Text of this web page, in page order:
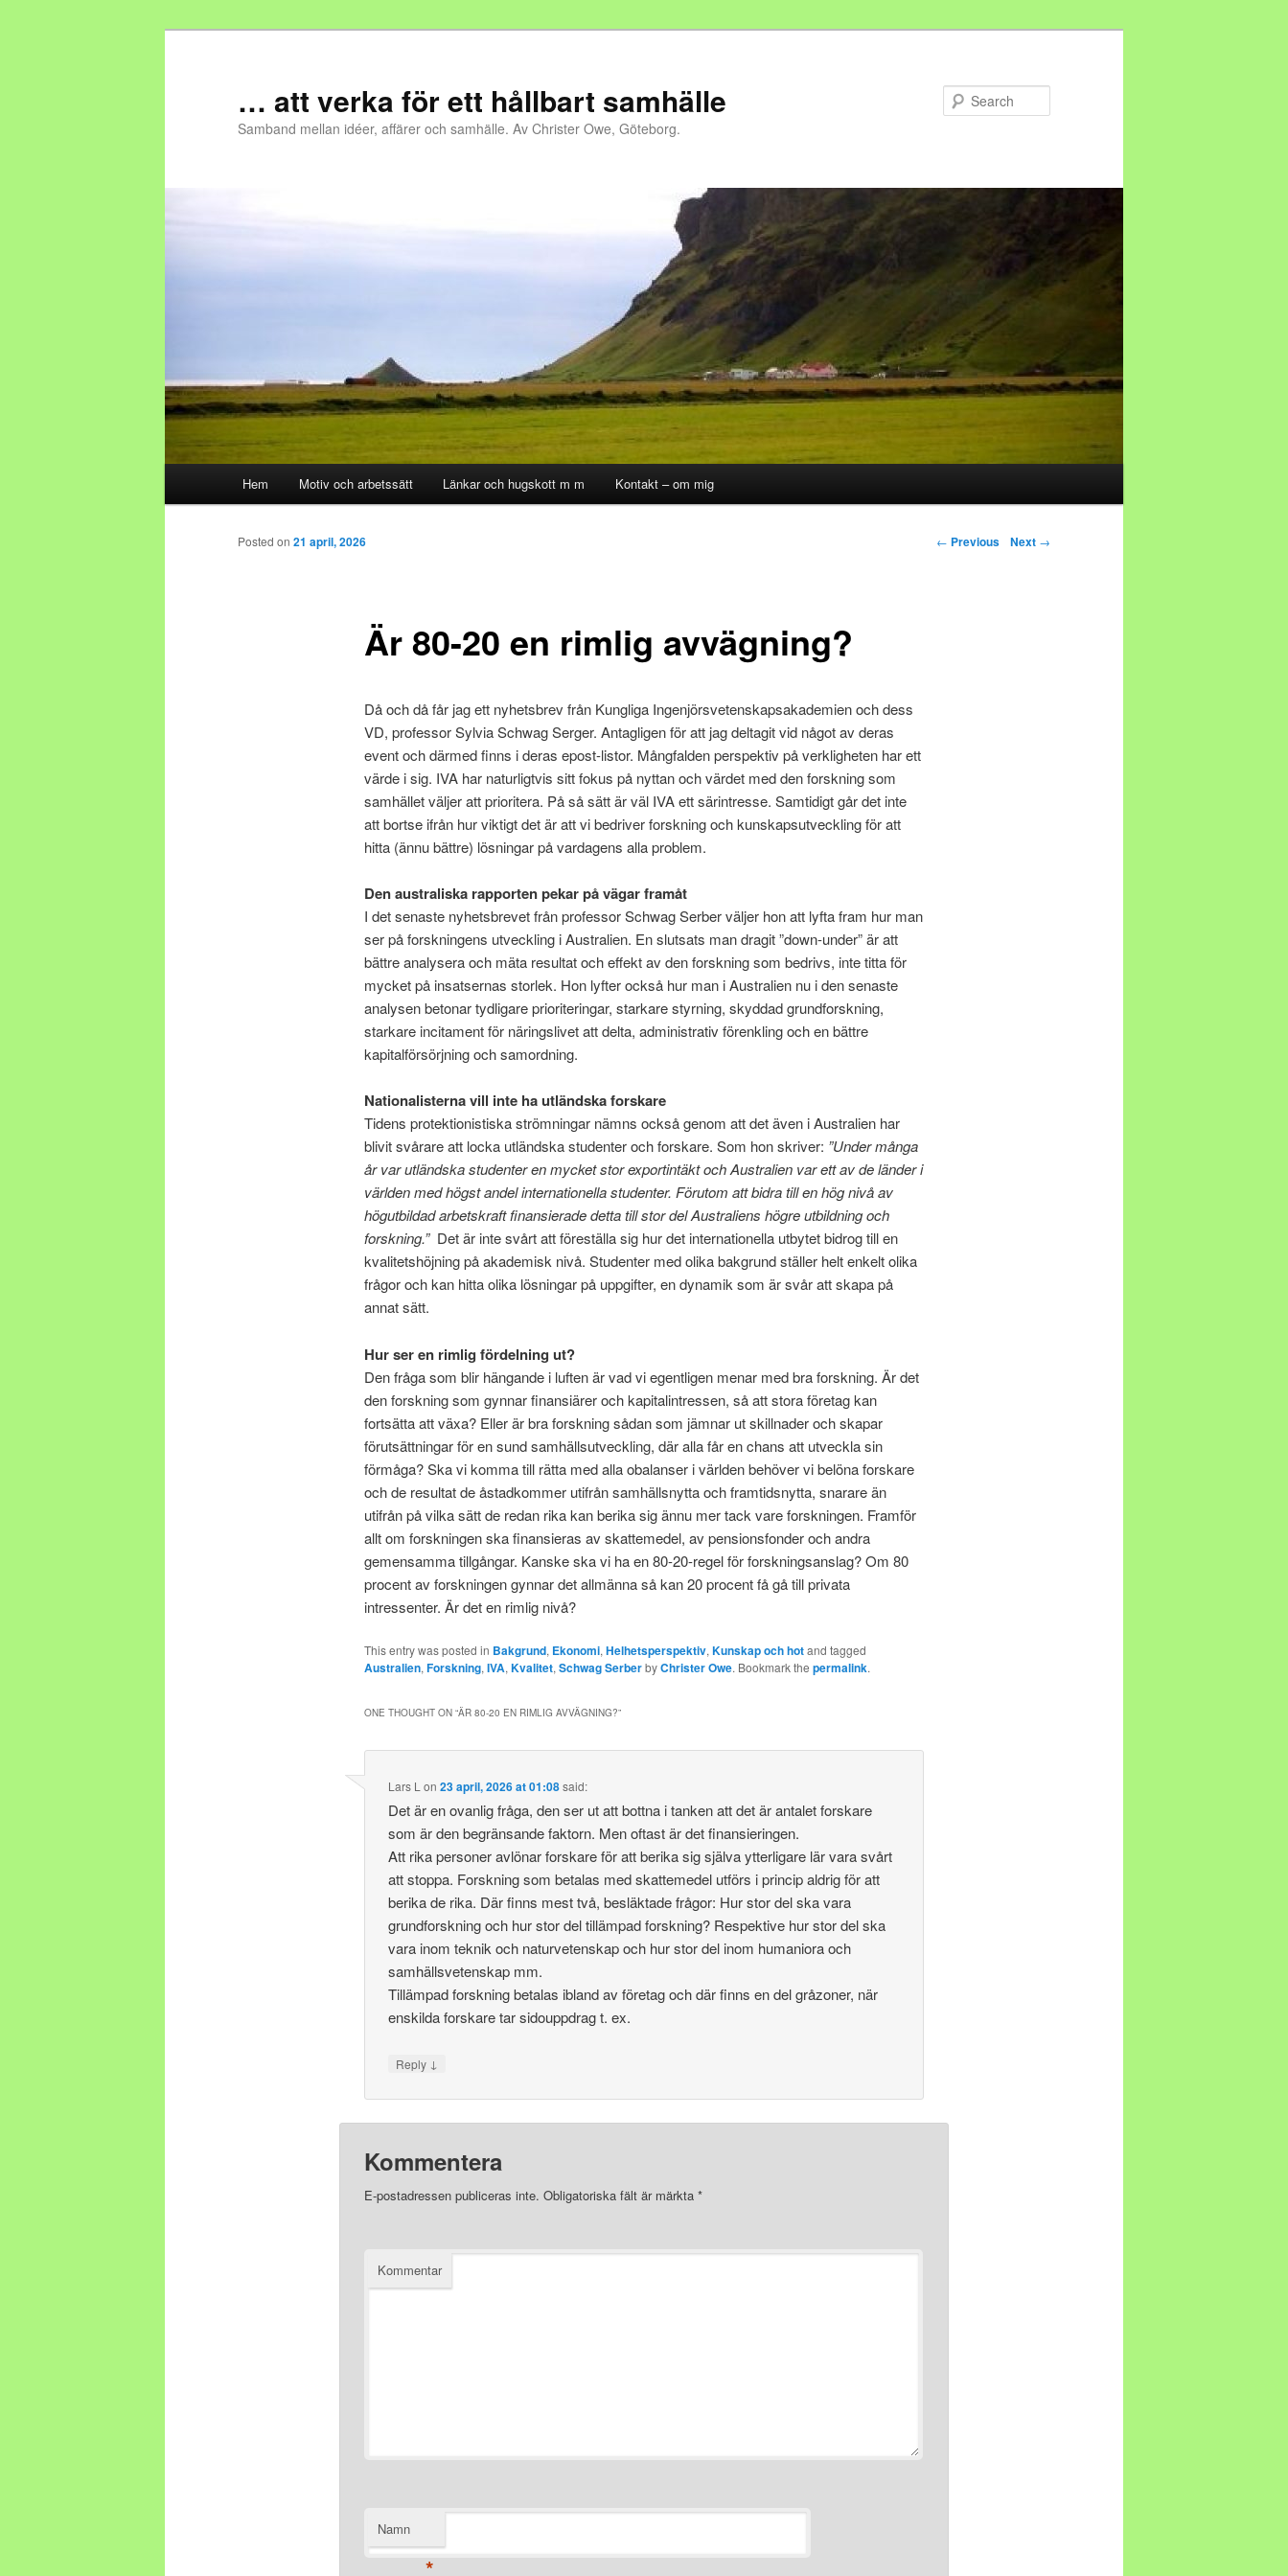
… att verka för ett hållbart samhälle
Samband mellan idéer, affärer och samhälle. Av Christer Owe, Göteborg.
Skip to primary content
Skip to secondary content
Hem Motiv och arbetssätt Länkar och hugskott m m Kontakt – om mig
Post navigation
← Previous Next →
Är 80-20 en rimlig avvägning?
Posted on 21 april, 2026
Då och då får jag ett nyhetsbrev från Kungliga Ingenjörsvetenskapsakademien och dess
VD, professor Sylvia Schwag Serger. Antagligen för att jag deltagit vid något av deras
event och därmed finns i deras epost-listor. Mångfalden perspektiv på verkligheten har ett
värde i sig. IVA har naturligtvis sitt fokus på nyttan och värdet med den forskning som
samhället väljer att prioritera. På så sätt är väl IVA ett särintresse. Samtidigt går det inte
att bortse ifrån hur viktigt det är att vi bedriver forskning och kunskapsutveckling för att
hitta (ännu bättre) lösningar på vardagens alla problem.
Den australiska rapporten pekar på vägar framåt
I det senaste nyhetsbrevet från professor Schwag Serber väljer hon att lyfta fram hur man
ser på forskningens utveckling i Australien. En slutsats man dragit ”down-under” är att
bättre analysera och mäta resultat och effekt av den forskning som bedrivs, inte titta för
mycket på insatsernas storlek. Hon lyfter också hur man i Australien nu i den senaste
analysen betonar tydligare prioriteringar, starkare styrning, skyddad grundforskning,
starkare incitament för näringslivet att delta, administrativ förenkling och en bättre
kapitalförsörjning och samordning.
Nationalisterna vill inte ha utländska forskare
Tidens protektionistiska strömningar nämns också genom att det även i Australien har
blivit svårare att locka utländska studenter och forskare. Som hon skriver: ”Under många
år var utländska studenter en mycket stor exportintäkt och Australien var ett av de länder i
världen med högst andel internationella studenter. Förutom att bidra till en hög nivå av
högutbildad arbetskraft finansierade detta till stor del Australiens högre utbildning och
forskning.” Det är inte svårt att föreställa sig hur det internationella utbytet bidrog till en
kvalitetshöjning på akademisk nivå. Studenter med olika bakgrund ställer helt enkelt olika
frågor och kan hitta olika lösningar på uppgifter, en dynamik som är svår att skapa på
annat sätt.
Hur ser en rimlig fördelning ut?
Den fråga som blir hängande i luften är vad vi egentligen menar med bra forskning. Är det
den forskning som gynnar finansiärer och kapitalintressen, så att stora företag kan
fortsätta att växa? Eller är bra forskning sådan som jämnar ut skillnader och skapar
förutsättningar för en sund samhällsutveckling, där alla får en chans att utveckla sin
förmåga? Ska vi komma till rätta med alla obalanser i världen behöver vi belöna forskare
och de resultat de åstadkommer utifrån samhällsnytta och framtidsnytta, snarare än
utifrån på vilka sätt de redan rika kan berika sig ännu mer tack vare forskningen. Framför
allt om forskningen ska finansieras av skattemedel, av pensionsfonder och andra
gemensamma tillgångar. Kanske ska vi ha en 80-20-regel för forskningsanslag? Om 80
procent av forskningen gynnar det allmänna så kan 20 procent få gå till privata
intressenter. Är det en rimlig nivå?
This entry was posted in Bakgrund, Ekonomi, Helhetsperspektiv, Kunskap och hotand tagged
Australien, Forskning, IVA, Kvalitet, Schwag SerberbyChrister Owe. Bookmark the permalink.
ONE THOUGHT ON “ÄR 80-20 EN RIMLIG AVVÄGNING?”
Lars L on23 april, 2026 at 01:08said:
Det är en ovanlig fråga, den ser ut att bottna i tanken att det är antalet forskare
som är den begränsande faktorn. Men oftast är det finansieringen.
Att rika personer avlönar forskare för att berika sig själva ytterligare lär vara svårt
att stoppa. Forskning som betalas med skattemedel utförs i princip aldrig för att
berika de rika. Där finns mest två, besläktade frågor: Hur stor del ska vara
grundforskning och hur stor del tillämpad forskning? Respektive hur stor del ska
vara inom teknik och naturvetenskap och hur stor del inom humaniora och
samhällsvetenskap mm.
Tillämpad forskning betalas ibland av företag och där finns en del gråzoner, när
enskilda forskare tar sidouppdrag t. ex.
Reply ↓
Kommentera
E-postadressen publiceras inte. Obligatoriska fält är märkta *
Kommentar
Namn
*